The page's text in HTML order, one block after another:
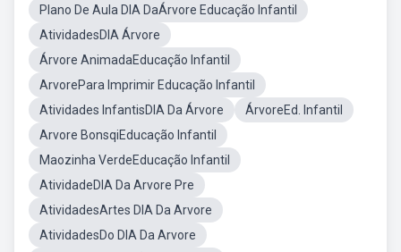
Plano De Aula DIA DaÁrvore Educação Infantil
AtividadesDIA Árvore
Árvore AnimadaEducação Infantil
ArvorePara Imprimir Educação Infantil
Atividades InfantisDIA Da Árvore
ÁrvoreEd. Infantil
Arvore BonsqiEducação Infantil
Maozinha VerdeEducação Infantil
AtividadeDIA Da Arvore Pre
AtividadesArtes DIA Da Arvore
AtividadesDo DIA Da Arvore